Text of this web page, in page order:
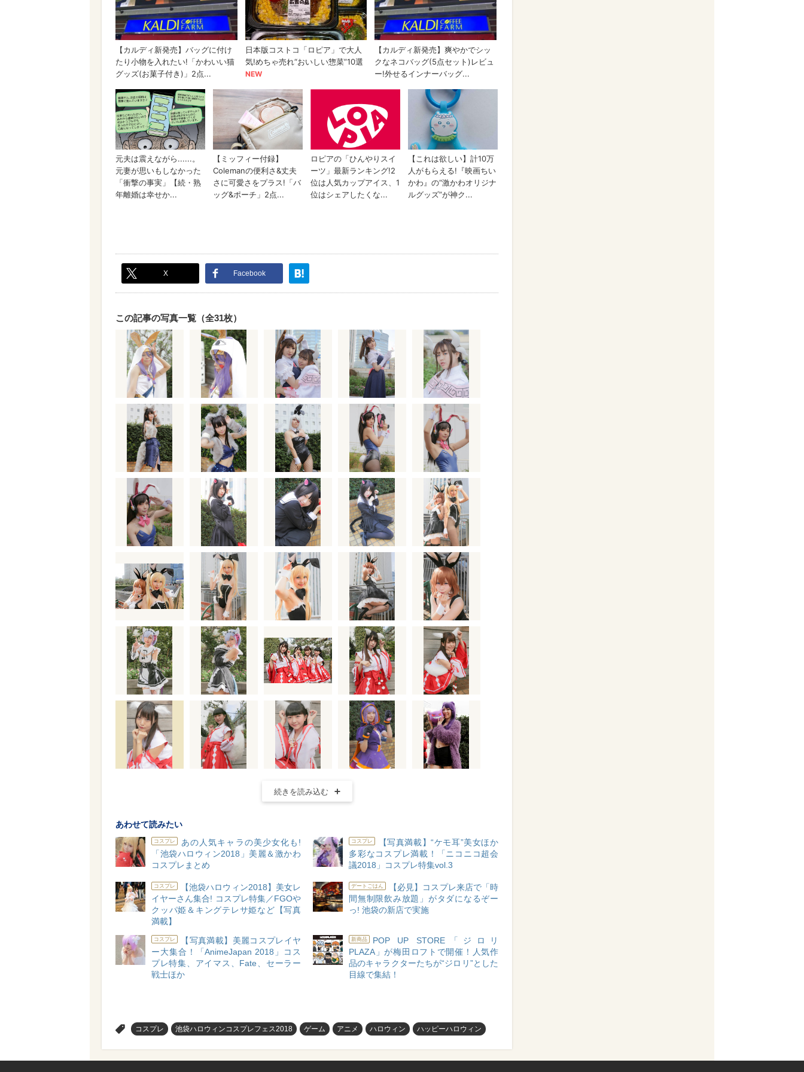
X Facebook
この記事の写真一覧（全31枚）
続きを読み込む
あわせて読みたい
コスプレ
あの人気キャラの美少女化も!
「池袋ハロウィン2018」美麗＆激かわ
コスプレまとめ
コスプレ
【写真満載】“ケモ耳”美女ほか
多彩なコスプレ満載！「ニコニコ超会
議2018」コスプレ特集vol.3
コスプレ
【池袋ハロウィン2018】美女レ
イヤーさん集合! コスプレ特集／FGOや
クッパ姫＆キングテレサ姫など【写真
満載】
デートごはん
【必見】コスプレ来店で「時
間無制限飲み放題」がタダになるぞー
っ! 池袋の新店で実施
コスプレ
【写真満載】美麗コスプレイヤ
ー大集合！「AnimeJapan 2018」コス
プレ特集、アイマス、Fate、セーラー
戦士ほか
新商品
POP UP STORE「ジロリ
PLAZA」が梅田ロフトで開催！人気作
品のキャラクターたちが“ジロリ”とした
目線で集結！
コスプレ 池袋ハロウィンコスプレフェス2018 ゲーム アニメ ハロウィン ハッピーハロウィン